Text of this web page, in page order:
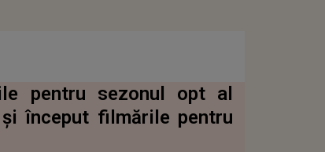
pentru sezonul opt al
început filmările pentru